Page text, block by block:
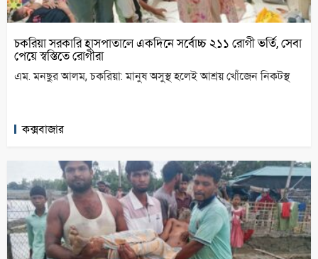
চকরিয়া সরকারি হাসপাতালে একদিনে সর্বোচ্চ ২১১ রোগী ভর্তি, সেবা
পেয়ে স্বস্তিতে রোগীরা
এম. মনছুর আলম, চকরিয়া: মানুষ অসুস্থ হলেই আশ্রয় খোঁজেন নিকটস্থ
কক্সবাজার